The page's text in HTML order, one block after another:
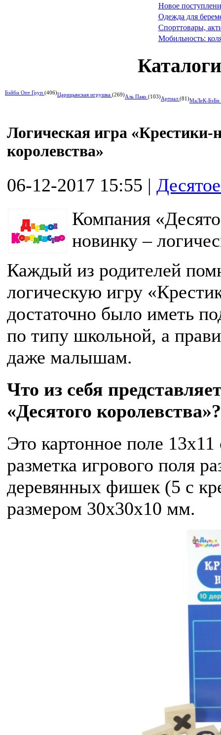
Новое
Одежда для
Спорттовары,
Мобильность:
Бэйби Опт Груп (406)Царицынская игрушка (269)Аль Пако (103)Артиал (81)МаЛеК-БэБи
Логическая игра «Крестики-
королевства»
06-12-2017 15:55 |
Компания
новинку –
Каждый из родителей
логическую игру
достаточно было иметь
по типу школьной, а
даже малышам.
Что из себя
«Десятого королевства»?
Это картонное поле
разметка игрового поля
деревянных фишек (5 с
размером 30х30х10 мм.